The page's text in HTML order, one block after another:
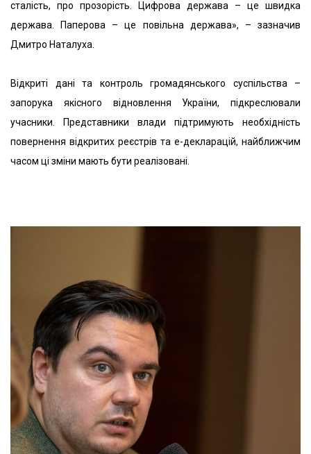
сталість, про прозорість. Цифрова держава – це швидка
держава. Паперова – це повільна держава», – зазначив
Дмитро Наталуха.
Відкриті дані та контроль громадянського суспільства –
запорука якісного відновлення України, підкреслювали
учасники. Представники влади підтримують необхідність
повернення відкритих реєстрів та е-декларацій, найближчим
часом ці зміни мають бути реалізовані.